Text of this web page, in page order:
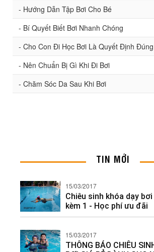
- Hướng Dẫn Tập Bơi Cho Bé
- Bí Quyết Biết Bơi Nhanh Chóng
- Cho Con Đi Học Bơi Là Quyết Định
- Nên Chuẩn Bị Gì Khi Đi Bơi
- Chăm Sóc Da Sau Khi Bơi
TIN MỚI
15/03/2017
Chiêu sinh khóa dạy bơi
kèm 1 - Học phí ưu đãi
15/03/2017
THÔNG BÁO CHIÊU